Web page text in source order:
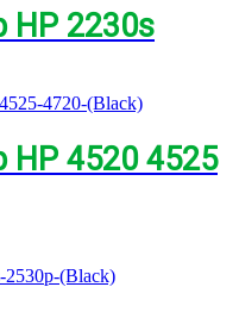
HP 2230s
HP 4520 4525